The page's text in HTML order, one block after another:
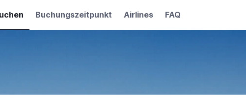
Buchungszeitpunkt Airlines FAQ